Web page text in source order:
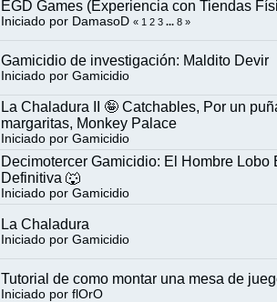
EGD Games (Experiencia con Tiendas
Iniciado por DamasoD « 1 2 3 ... 8 »
Gamicidio de investigación: Maldito Devir
Iniciado por Gamicidio
La Chaladura II 🤪 Catchables, Por un
margaritas, Monkey Palace
Iniciado por Gamicidio
Decimotercer Gamicidio: El Hombre Lobo
Definitiva 🐺
Iniciado por Gamicidio
La Chaladura
Iniciado por Gamicidio
Tutorial de como montar una mesa de
Iniciado por flOrO